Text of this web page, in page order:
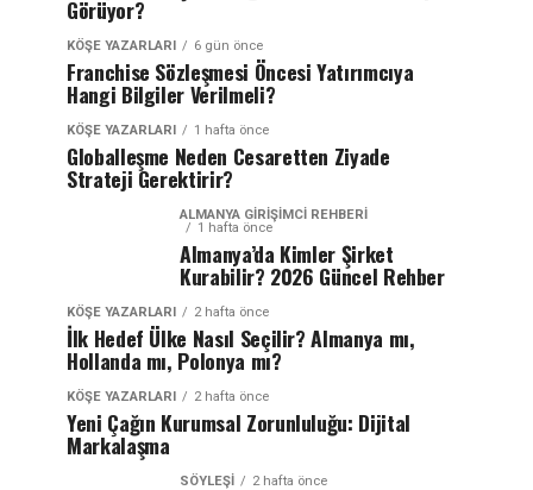
Görüyor?
KÖŞE YAZARLARI 6 gün önce
Franchise Sözleşmesi Öncesi Yatırımcıya
Hangi Bilgiler Verilmeli?
KÖŞE YAZARLARI 1 hafta önce
Globalleşme Neden Cesaretten Ziyade
Strateji Gerektirir?
ALMANYA GIRIŞIMCI REHBERI
1 hafta önce
Almanya’da Kimler Şirket
Kurabilir? 2026 Güncel Rehber
KÖŞE YAZARLARI 2 hafta önce
İlk Hedef Ülke Nasıl Seçilir? Almanya mı,
Hollanda mı, Polonya mı?
KÖŞE YAZARLARI 2 hafta önce
Yeni Çağın Kurumsal Zorunluluğu: Dijital
Markalaşma
SÖYLEŞİ 2 hafta önce